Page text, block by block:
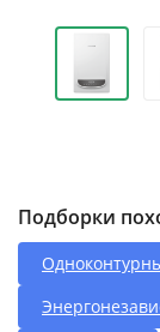
Подборки